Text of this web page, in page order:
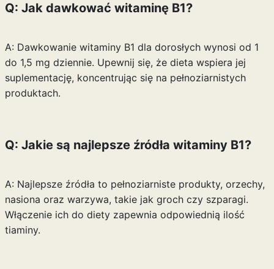
Q: Jak dawkować witaminę B1?
A: Dawkowanie witaminy B1 dla dorosłych wynosi od 1
do 1,5 mg dziennie. Upewnij się, że dieta wspiera jej
suplementację, koncentrując się na pełnoziarnistych
produktach.
Q: Jakie są najlepsze źródła witaminy B1?
A: Najlepsze źródła to pełnoziarniste produkty, orzechy,
nasiona oraz warzywa, takie jak groch czy szparagi.
Włączenie ich do diety zapewnia odpowiednią ilość
tiaminy.